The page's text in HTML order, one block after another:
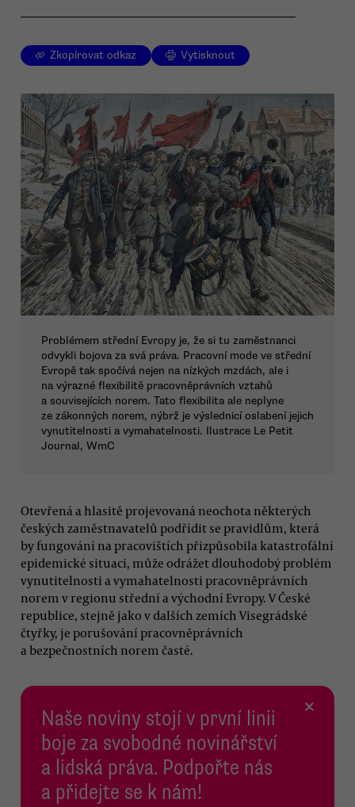
Zkopírovat odkaz Vytisknout
Problémem střední Evropy je, že si tu zaměstnanci
odvykli bojova za svá práva. Pracovní mode ve střední
Evropě tak spočívá nejen na nízkých mzdách, ale i
na výrazné flexibilitě pracovněprávních vztahů
a souvisejících norem. Tato flexibilita ale neplyne
ze zákonných norem, nýbrž je výslednicí oslabení jejich
vynutitelnosti a vymahatelnosti. Ilustrace Le Petit
Journal, WmC
Otevřená a hlasitě projevovaná neochota některých
českých zaměstnavatelů podřídit se pravidlům, která
by fungování na pracovištích přizpůsobila katastrofální
epidemické situaci, může odrážet dlouhodobý problém
vynutitelnosti a vymahatelnosti pracovněprávních
norem v regionu střední a východní Evropy. V České
republice, stejně jako v dalších zemích Visegrádské
čtyřky, je porušování pracovněprávních
a bezpečnostních norem časté.
Naše noviny stojí v první linii
boje za svobodné novinářství
a lidská práva. Podpořte nás
a přidejte se k nám!
×